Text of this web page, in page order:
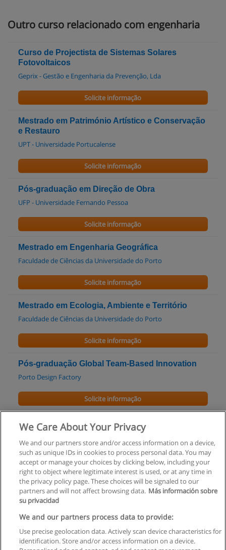
Outro curso relacionado com engenharia
Curso de Projectista de Sistemas Solares
Fotovoltaicos
Geprix - Gestão e Engenharia da Prevenção, Lda
Solicite informação
Mestrado em Património Artístico e Conservação
e Restauro
UPT - Universidade Portucalense
Solicite informação
Pós-graduação em Direção de Obra
UFP - Universidade Fernando Pessoa
Solicite informação
Mestrado em Engenharia Geográfica
Faculdade de Ciências da Universidade do Porto
Solicite informação
Mestrado em Ecologia, Ambiente e Território
Faculdade de Ciências da Universidade do Porto
Solicite informação
Pós-graduação Global Team-Based Innovation
Porto Design Factory
Solicite informação
Mestrado em Engenharia Informática
Solicite informação
Regras de uso
Privacidade de dados
We Care About Your Privacy
We and our partners store and/or access information on a device,
such as unique IDs in cookies to process personal data. You may
accept or manage your choices by clicking below, including your
right to object where legitimate interest is used, or at any time in
the privacy policy page. These choices will be signaled to our
partners and will not affect browsing data. Más información sobre
su privacidad
We and our partners process data to provide:
Use precise geolocation data. Actively scan device characteristics for
identification. Store and/or access information on a device.